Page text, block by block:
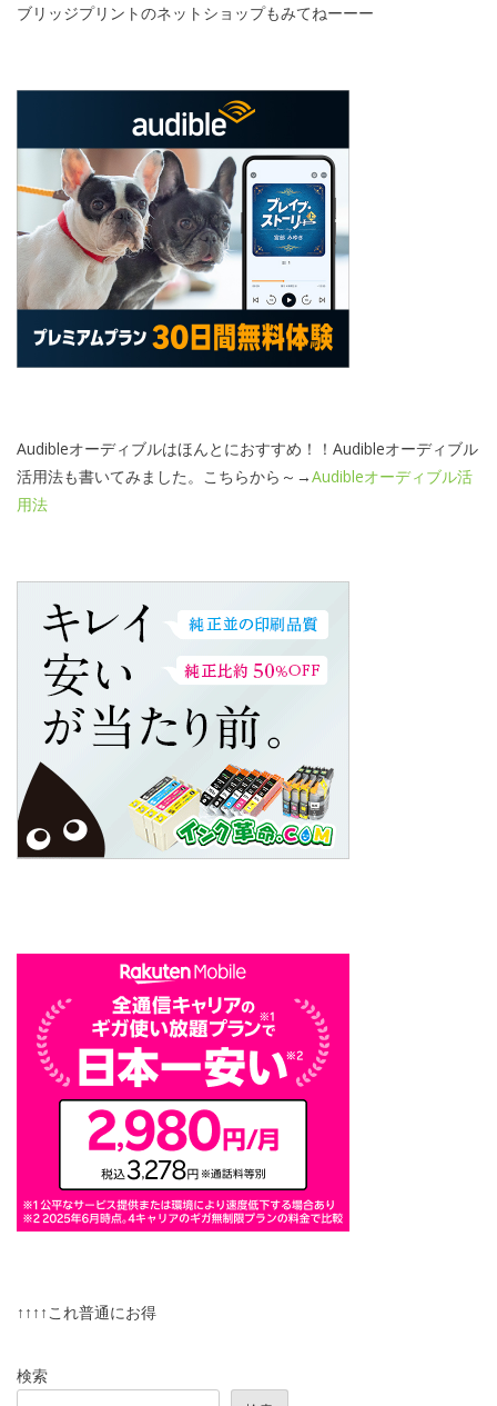
ブリッジプリントのネットショップもみてねーーー
Audibleオーディブルはほんとにおすすめ！！Audibleオーディブル
活用法も書いてみました。こちらから～→Audibleオーディブル活
用法
↑↑↑↑これ普通にお得
検索